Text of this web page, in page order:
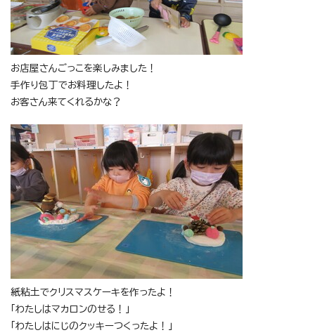
お店屋さんごっこを楽しみました！
手作り包丁でお料理したよ！
お客さん来てくれるかな？
紙粘土でクリスマスケーキを作ったよ！
「わたしはマカロンのせる！」
「わたしはにじのクッキーつくったよ！」